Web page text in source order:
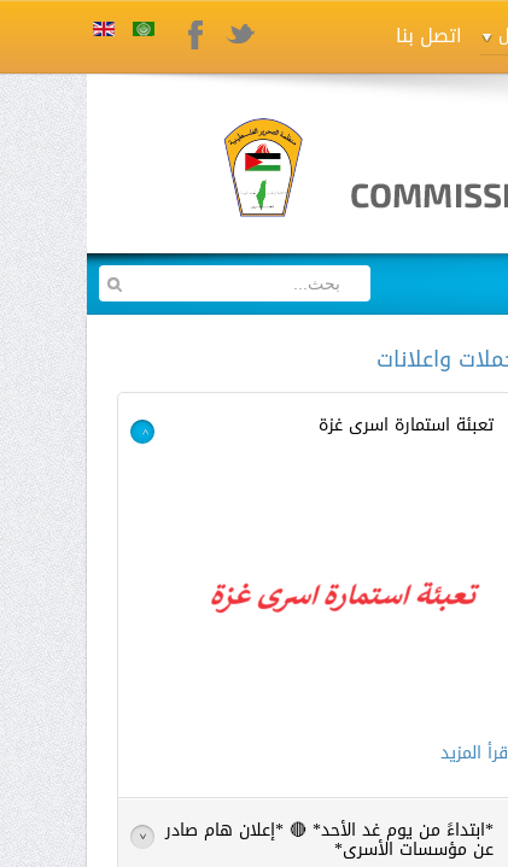
اتصل بنا FacebookTwitter
واعلانات
تعبئة استمارة اسرى غزة >
المزيد
*ابتداءً من يوم غد الأحد* 🔴 *إعلان هام صادر
عن مؤسسات الأسرى* >